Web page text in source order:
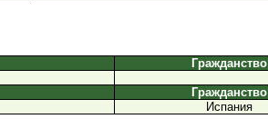
Гражданство
Гражданство
Испания